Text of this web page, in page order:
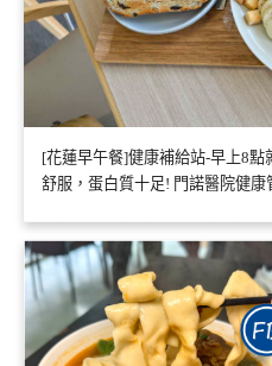
[花蓮早午餐]健康補給站-早上8
舒服，蛋白質十足! 門諾醫院健康